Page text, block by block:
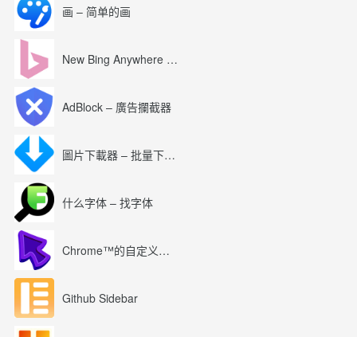
画 – 简单的画
New Bing Anywhere (Bing Chat GPT-4)
AdBlock – 廣告攔截器
圖片下載器 – 批量下載圖片
什么字体 – 找字体
Chrome™的自定义光标
Github Sidebar